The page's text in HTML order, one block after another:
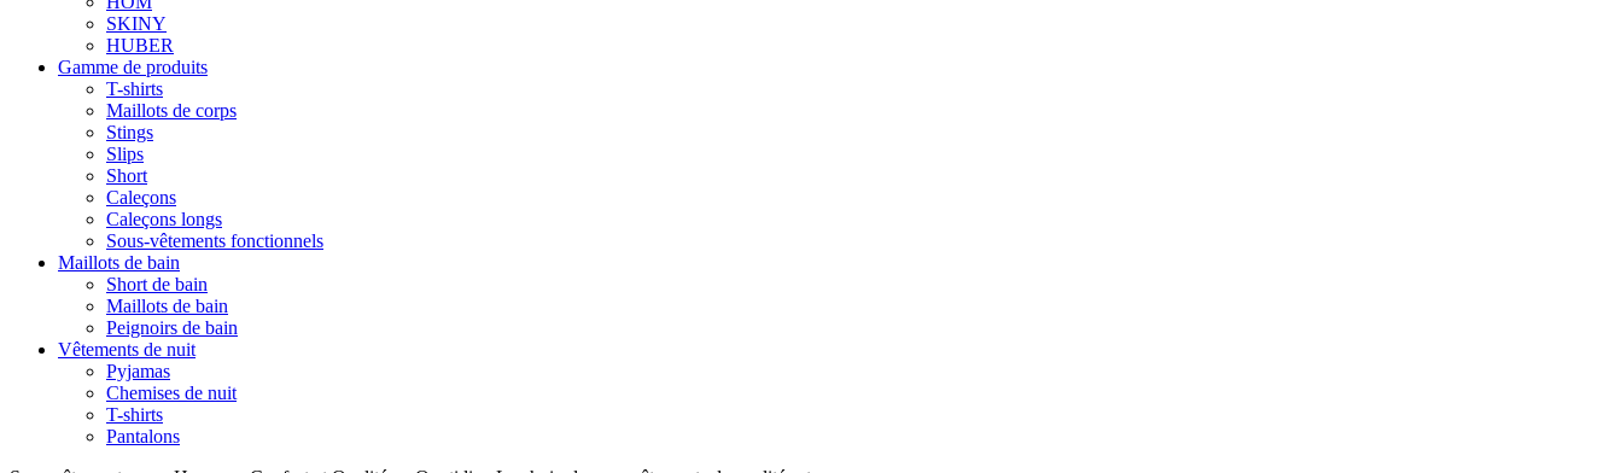
SKINY
HUBER
Gamme de produits
T-shirts
Maillots de corps
Stings
Slips
Short
Caleçons
Caleçons longs
Sous-vêtements fonctionnels
Maillots de bain
Short de bain
Maillots de bain
Peignoirs de bain
Vêtements de nuit
Pyjamas
Chemises de nuit
T-shirts
Pantalons